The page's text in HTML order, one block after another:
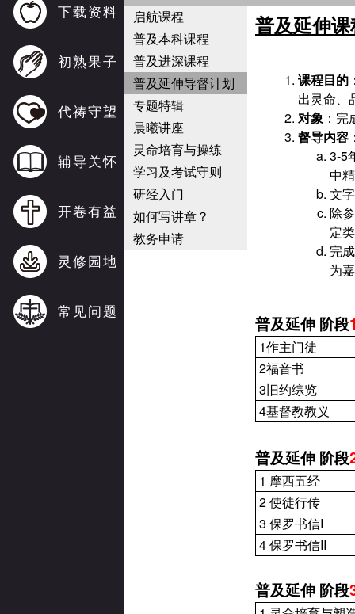
下载资料
初熟果子
代祷守望
辅导关怀
开卷有益
灵修园地
常见问题
启航课程
普及本科课程
普及进深课程
普及延伸导督计划
专题特辑
晨曦讲座
灵命培育与操练
学习及考试守则
研经入门
如何写讲章？
教务申请
普及延伸
课程目的
出灵命、
对象 ：
督导内容
3-5
中
文
除
定
完
为
普及延伸 阶段
1作主门徒
2福音书
3旧约综览
4基督教教义
普及延伸 阶段
1 摩西五经
2使徒行传
3 保罗书信I
4保罗书信II
普及延伸 阶段